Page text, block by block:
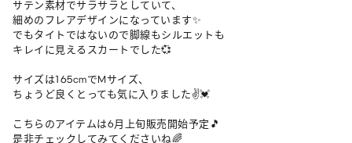
サテン素材でサラサラとしていて、
細めのフレアデザインになっています✨
でもタイトではないので脚線もシルエットも
キレイに見えるスカートでした💞
サイズは165cmでMサイズ、
ちょうど良くとっても気に入りました✌️💓
こちらのアイテムは6月上旬販売開始予定🎵
是非チェックしてみてくださいね🌈